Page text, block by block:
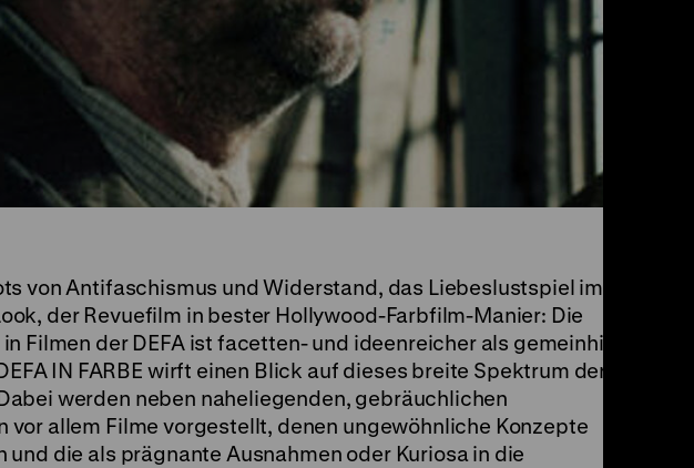
von Antifaschismus und Widerstand, das Liebeslustspiel im
der Revuefilm in bester Hollywood-Farbfilm-Manier: Die
Filmen der DEFA ist facetten- und ideenreicher als gemeinhin
IN FARBE wirft einen Blick auf dieses breite Spektrum der
werden neben naheliegenden, gebräuchlichen
vor allem Filme vorgestellt, denen ungewöhnliche Konzepte
und die als prägnante Ausnahmen oder Kuriosa in die